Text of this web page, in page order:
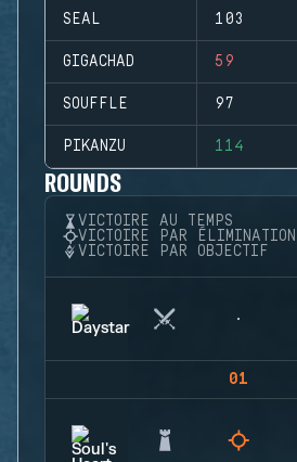
SEAL 103
GIGACHAD 59
SOUFFLE 97
PIKANZU 114
ROUNDS
VICTOIRE AU TEMPS
VICTOIRE PAR ÉLIMINATION
VICTOIRE PAR OBJECTIF
01